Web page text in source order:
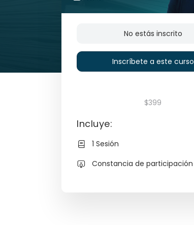
No estás inscrito
Inscríbete a este curso
$399
Incluye:
1 Sesión
Constancia de participación